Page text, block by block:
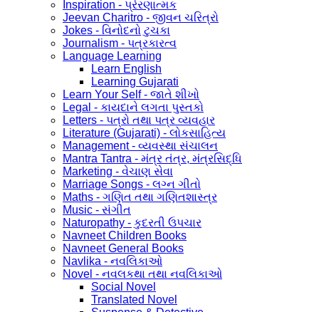
Inspiration - પ્રેરણાત્મક
Jeevan Charitro - જીવન ચરિત્રો
Jokes - વિનોદનો ટુચકા
Journalism - પત્રકારત્વ
Language Learning
Learn English
Learning Gujarati
Learn Your Self - જાતે શીખો
Legal - કાયદાને લગતા પુસ્તકો
Letters - પત્રો તથા પત્ર વ્યવહાર
Literature (Gujarati) - લોકસાહિત્ય
Management - વ્યવસ્થા સંચાલન
Mantra Tantra - મંત્ર તંત્ર, મંત્રસિદ્ધિ
Marketing - વેચાણ સેવા
Marriage Songs - લગ્ન ગીતો
Maths - ગણિત તથા ગણિતશાસ્ત્ર
Music - સંગીત
Naturopathy - કુદરતી ઉપચાર
Navneet Children Books
Navneet General Books
Navlika - નવલિકાઓ
Novel - નવલકથા તથા નવલિકાઓ
Social Novel
Translated Novel